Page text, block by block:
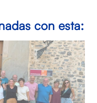
con esta: